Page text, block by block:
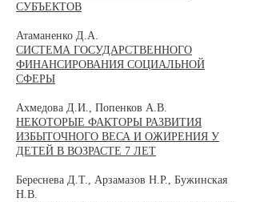
СУБЪЕКТОВ
Атаманенко Д.А.
СИСТЕМА ГОСУДАРСТВЕННОГО
ФИНАНСИРОВАНИЯ СОЦИАЛЬНОЙ
СФЕРЫ
Ахмедова Д.И., Попенков А.В.
НЕКОТОРЫЕ ФАКТОРЫ РАЗВИТИЯ
ИЗБЫТОЧНОГО ВЕСА И ОЖИРЕНИЯ У
ДЕТЕЙ В ВОЗРАСТЕ 7 ЛЕТ
Береснева Д.Т., Арзамазов Н.Р., Бужинская
Н.В.